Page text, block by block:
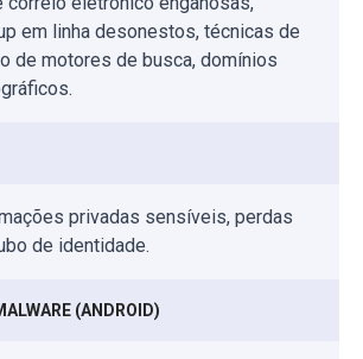
em linha desonestos, técnicas de
de motores de busca, domínios
privadas sensíveis, perdas
de identidade.
(ANDROID)